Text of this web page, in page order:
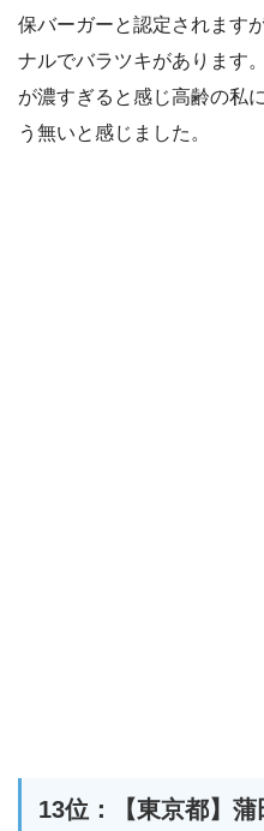
保バーガーと認定されます
ナルでバラツキがあります
が濃すぎると感じ高齢の私
う無いと感じました。
13位：【東京都】